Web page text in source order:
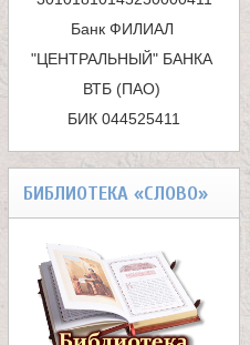
т
а
Банк ФИЛИАЛ
"ЦЕНТРАЛЬНЫЙ" БАНКА
ВТБ (ПАО)
БИК 044525411
БИБЛИОТЕКА «СЛОВО»